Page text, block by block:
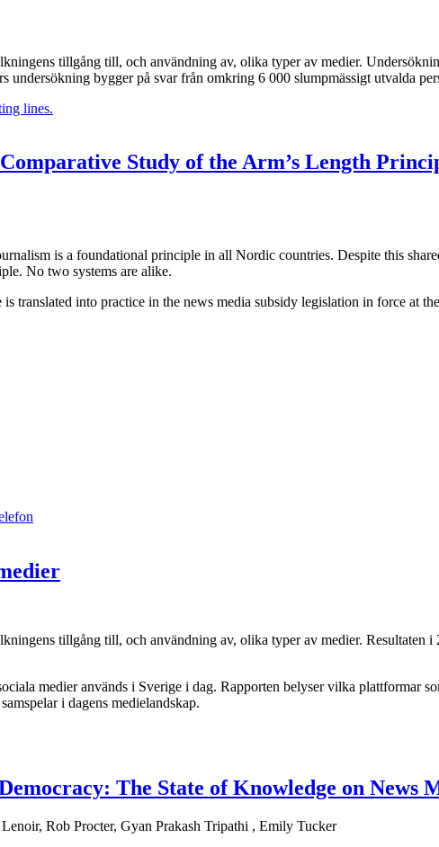
tillgång till, och användning av, olika typer av medier.
undersökning bygger på svar från omkring 6 000 slumpmässigt utvalda
Study of the Arm’s Length
is a foundational principle in all Nordic countries. Despite this
No two systems are alike.
translated into practice in the news media subsidy legislation in force at
tillgång till, och användning av, olika typer av medier. Resultaten
medier används i Sverige i dag. Rapporten belyser vilka plattformar
i dagens medielandskap.
The State of Knowledge on News
Rob Procter, Gyan Prakash Tripathi , Emily Tucker